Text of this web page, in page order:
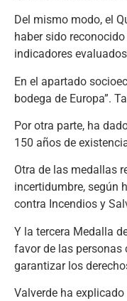
Del mismo modo, el
haber sido
indicadores
En el apartado
bodega de Europa”.
Por otra parte, ha
150 años de
Otra de las medallas
incertidumbre, según
contra Incendios y
Y la tercera Medalla
favor de las personas
garantizar los
Valverde ha